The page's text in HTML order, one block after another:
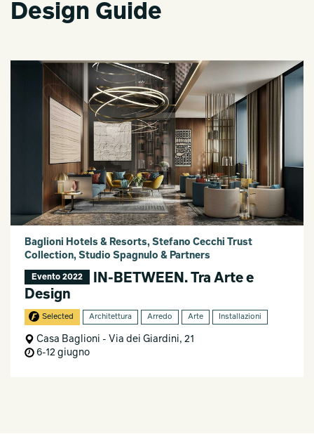
Design Guide
Baglioni Hotels & Resorts, Stefano Cecchi Trust
Collection, Studio Spagnulo & Partners
Evento 2022
IN-BETWEEN. Tra Arte e
Design
Selected Architettura Arredo Arte Installazioni
Casa Baglioni - Via dei Giardini, 21
6-12 giugno